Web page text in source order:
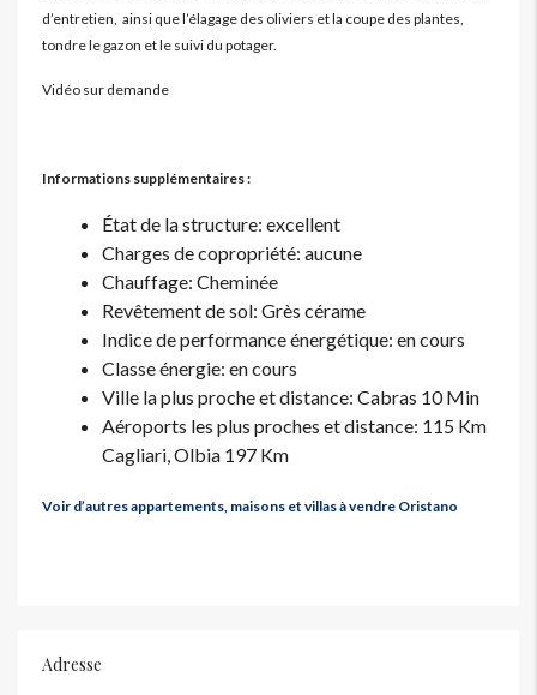
d’entretien, ainsi que l’élagage des oliviers et la coupe des plantes,
tondre le gazon et le suivi du potager.
Vidéo sur demande
Informations supplémentaires :
État de la structure: excellent
Charges de copropriété: aucune
Chauffage: Cheminée
Revêtement de sol: Grès cérame
Indice de performance énergétique: en cours
Classe énergie: en cours
Ville la plus proche et distance: Cabras 10 Min
Aéroports les plus proches et distance: 115 Km
Cagliari, Olbia 197 Km
Voir d’autres appartements, maisons et villas à vendre Oristano
Adresse